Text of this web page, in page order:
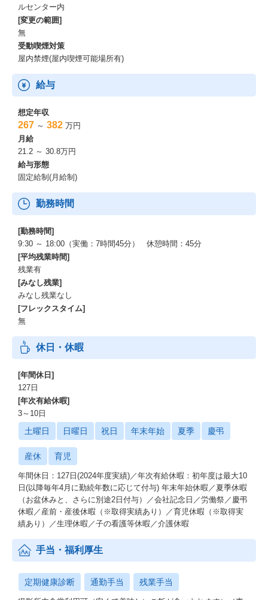
ルセンター内
[変更の範囲]
無
受動喫煙対策
屋内禁煙(屋内喫煙可能場所有)
給与
想定年収
267 ～ 382 万円
月給
21.2 ～ 30.8万円
給与形態
固定給制(月給制)
勤務時間
[勤務時間]
9:30 ～ 18:00（実働：7時間45分） 休憩時間：45分
[平均残業時間]
残業有
[みなし残業]
みなし残業なし
[フレックスタイム]
無
休日・休暇
[年間休日]
127日
[年次有給休暇]
3～10日
土曜日 日曜日 祝日 年末年始 夏季 慶弔
産休 育児
年間休日：127日(2024年度実績)／年次有給休暇：初年度は最大10
日(以降毎年4月に勤続年数に応じて付与) 年末年始休暇／夏季休暇
（お盆休みと、さらに別途2日付与）／会社記念日／労働祭／慶弔
休暇／産前・産後休暇（※取得実績あり）／育児休暇（※取得実
績あり）／生理休暇／子の看護等休暇／介護休暇
手当・福利厚生
定期健康診断 通勤手当 残業手当